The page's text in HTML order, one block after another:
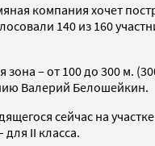
компания хочет
140 из 160
– от 100 до 300 м.
Валерий Белошейкин.
сейчас на
для II класса.